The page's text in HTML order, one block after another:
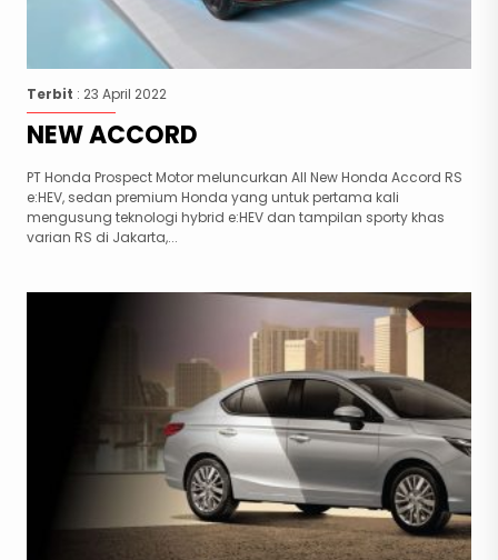
Terbit : 23 April 2022
NEW ACCORD
PT Honda Prospect Motor meluncurkan All New Honda Accord RS
e:HEV, sedan premium Honda yang untuk pertama kali
mengusung teknologi hybrid e:HEV dan tampilan sporty khas
varian RS di Jakarta,...